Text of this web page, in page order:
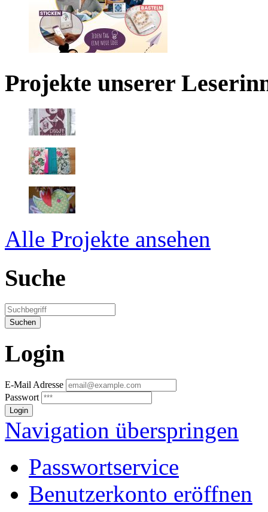
Projekte unserer
Alle Projekte ansehen
Suche
Login
E-Mail Adresse
Passwort
Navigation überspringen
Passwortservice
Benutzerkonto eröffnen